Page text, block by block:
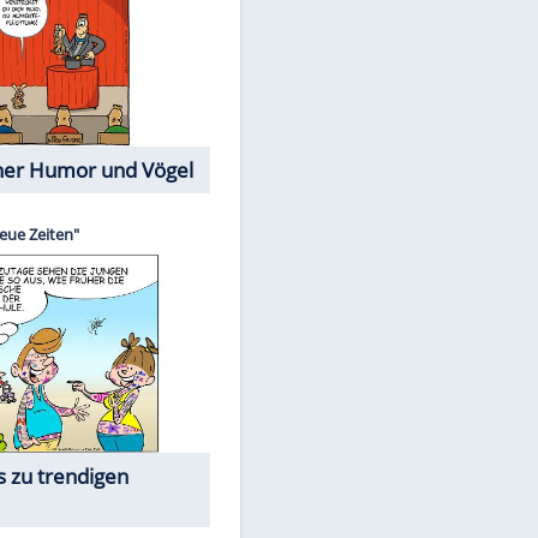
Cartoons mit wahren
Lebensgeschichten
Memo-Spiel